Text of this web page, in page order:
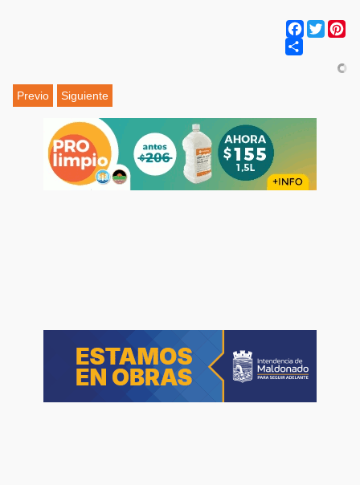
Facebook
Twitter
Previo Siguiente